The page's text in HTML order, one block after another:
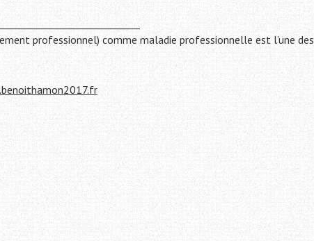
professionnel) comme maladie professionnelle est l’une des